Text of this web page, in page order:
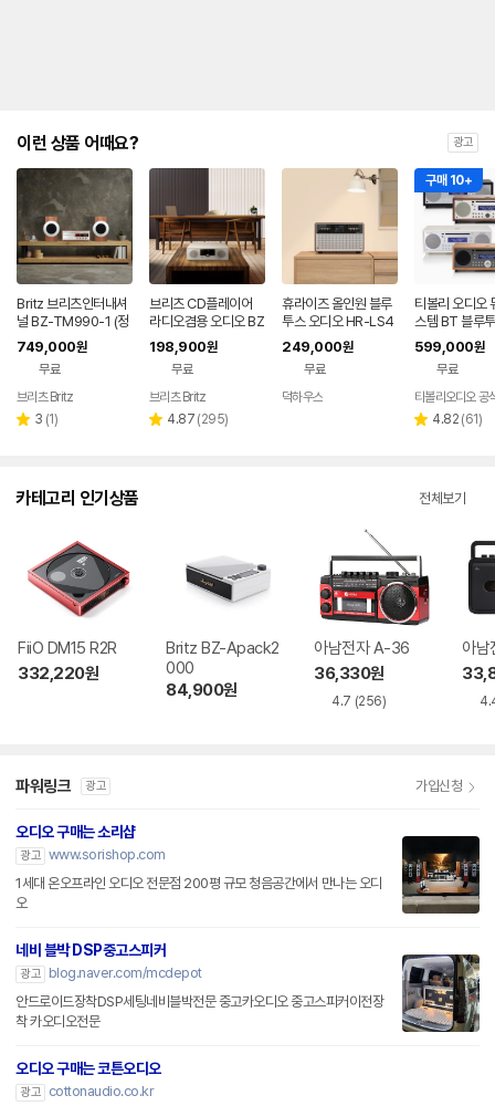
이런 상품 어때요? 광고
Britz 브리츠인터내셔
널 BZ-TM990-1 (정
품)
749,000원
무료
브리츠 Britz
별 3 리
(1)
브리츠 CD플레이어
라디오겸용 오디오 BZ
-T8500 Plus
198,900원
무료
브리츠 Britz
별 4.87 리
(295)
휴라이즈 올인원 블루
투스 오디오 HR-LS4
50 CD플레이어 FM
라디오 시계 알람 리모
249,000원
무료
덕하우스
구매 10+
티볼리 오디오
스템 BT 블루
인원 스피커 우
레오 CD플레
모컨
599,000원
무료
티볼리오디오 공
별 4.82 리
(61)
카테고리 인기상품 전체보기
FiiO DM15 R2R
332,220원
Britz BZ-Apack2
000
84,900원
아남전자 A-36
36,330원
4.7 (256)
아
파워링크 광고 가입신청
오디오 구매는 소리샵
광고 www.sorishop.com
1세대 온오프라인 오디오 전문점 200평 규모 청음공간에서 만나는 오디
오
네비 블박 DSP중고스피커
광고
blog.naver.com/mcdepot
안드로이드장착DSP세팅네비블박전문 중고카오디오 중고스피커이전장
착 카오디오전문
오디오 구매는 코튼오디오
광고
cottonaudio.co.kr